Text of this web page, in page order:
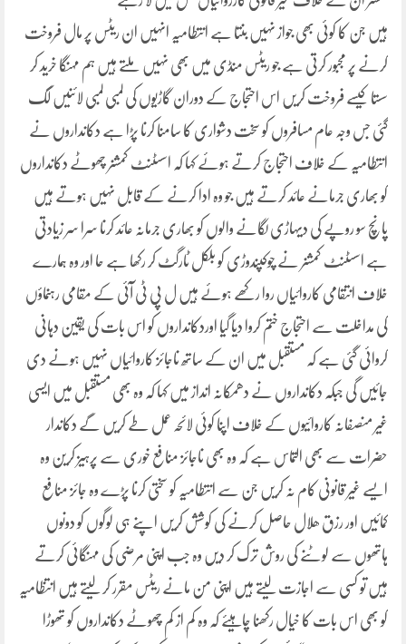
ہیں جن کا کوئی بھی جواز نہیں بنتا ہے انتطامیہ انہیں ان ریٹس پر مال فروخت
کرنے پر مجبور کرتی ہے جو ریٹس منڈی میں بھی نہیں ملتے ہیں ہم مہنگا خرید کر
سستا کیسے فروخت کریں اس احتجاج کے دوران گاڑیوں کی لمبی لمبی لائنیں لگ
گئی جس وجہ عام مسافروں کو سخت دشواری کا سامنا کرنا پڑا ہے دکانداروں نے
انتطامیہ کے خلاف احتجاج کرتے ہوئے کہا کہ اسسٹنٹ کمشنر چھوٹے دکانداروں
کو بھاری جرمانے عائد کرتے ہیں جو وہ ادا کرنے کے قابل نہیں ہوتے ہیں
پانچ سو روپے کی دیہاڑی لگانے والوں کو بھاری جرمانہ عائد کرنا سرا سر زیادتی
ہے اسسٹنٹ کمشنر نے چوکپندوڑی کو بلکل ٹارگٹ کر رکھا ہے حا اور وہ ہمارے
خلاف انتقامی کاروائیاں روا رکھے ہوئے ہیں ل پی ٹی آئی کے مقامی رہنماؤں
کی مداخلت سے احتجاج ختم کروا دیا گیا اوردکانداروں کو اس بات کی یقین دہانی
کروائی گئی ہے کہ مستقبل میں ان کے ساتھ ناجائز کاروائیاں نہیں ہونے دی
جائیں گی جبکہ دکانداروں نے دھمکانہ انداز میں کہا کہ وہ بھی مستقبل میں ایسی
غیر منصفانہ کاروائیوں کے خلاف اپنا کوئی لائحہ عمل طے کریں گے دکاندار
حضرات سے بھی التماس ہے کہ وہ بھی ناجائز منافع خوری سے پرہیز کرین وہ
ایسے غیر قانونی کام نہ کریں جن سے انتطامیہ کو سختی کرنا پڑے وہ جائز منافع
کمائیں اور رزق ھلال حاصل کرنے کی کوشش کریں اپنے ہی لوگوں کو دونوں
ہاتھوں سے لوٹنے کی روش ترک کر دیں وہ جب اپنی مرضی کی مہنگائی کرتے
ہیں تو کسی سے اجازت لیتے ہیں اپنی من مانے ریٹس مقرر کر لیتے ہیں انتظامیہ
کو بھی اس بات کا خیال رکھنا چاہیئے کہ وہ کم از کم چھوٹے دکانداروں کو تھوڑا